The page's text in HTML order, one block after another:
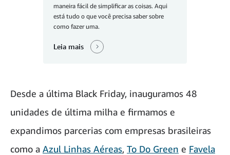
maneira fácil de simplificar as coisas. Aqui
está tudo o que você precisa saber sobre
como fazer uma.
Leia mais
Desde a última Black Friday, inauguramos 48
unidades de última milha e firmamos e
expandimos parcerias com empresas brasileiras
como a Azul Linhas Aéreas, To Do Green e Favela